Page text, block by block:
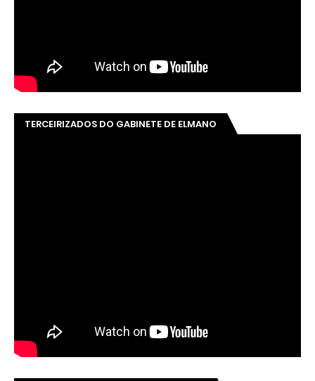
TERCEIRIZADOS DO GABINETE DE ELMANO